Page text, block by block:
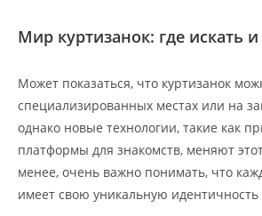
Мир куртизанок: где искать
Может показаться, что куртизанок
специализированных местах или на
однако новые технологии, такие как
платформы для знакомств, меняют
менее, очень важно понимать, что
имеет свою уникальную идентичность